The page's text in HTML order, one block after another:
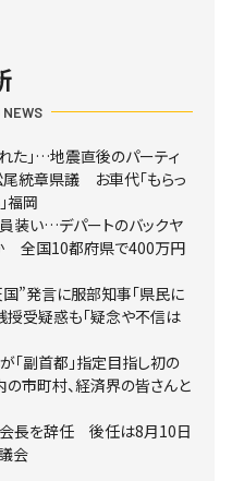
NEWS
た」…地震直後のパーティ
尾統章県議 お車代「もらっ
福岡
装い…デパートのバックヤ
全国10都府県で400万円
”発言に服部知事「県民に
受疑惑も「疑念や不信は
「副首都」指定目指し初の
市町村、経済界の皆さんと
長を辞任 後任は8月10日
会